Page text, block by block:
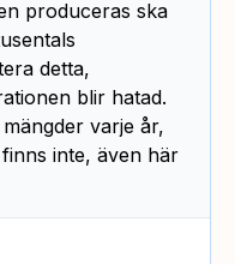
produceras ska
detta,
blir hatad.
varje år,
inte, även här